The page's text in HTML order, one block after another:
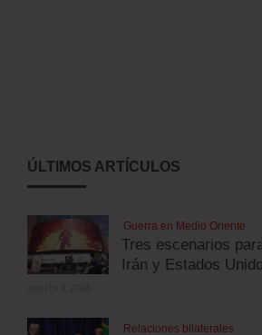
ÚLTIMOS ARTÍCULOS
Guerra en Medio Oriente
Tres escenarios
Irán y Estados
Relaciones bilaterales